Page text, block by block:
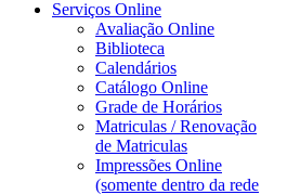
Serviços Online
Avaliação Online
Biblioteca
Calendários
Catálogo Online
Grade de Horários
Matriculas / Renovação
de Matriculas
Impressões Online
(somente dentro da rede